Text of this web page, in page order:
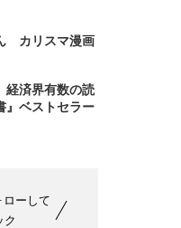
カリスマ漫画
経済界有数の読
ベストセラー
ローして
ク